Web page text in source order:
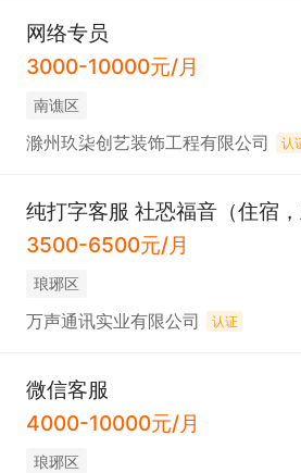
网络专员
3000-10000元/月
南谯区
滁州玖柒创艺装饰工程有限公司 认
纯打字客服 社恐福音（住宿，
3500-6500元/月
琅琊区
万声通讯实业有限公司 认证
微信客服
4000-10000元/月
琅琊区